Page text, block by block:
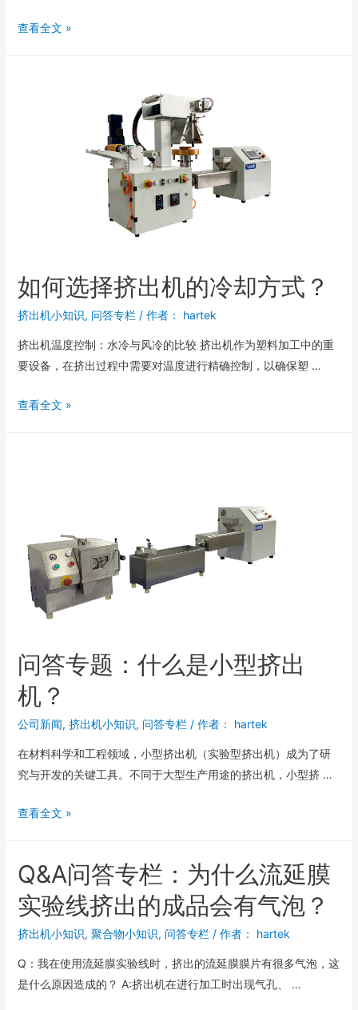
查看全文 »
如何选择挤出机的冷却方式？
挤出机小知识, 问答专栏/ 作者： hartek
挤出机温度控制：水冷与风冷的比较 挤出机作为塑料加工中的重
要设备，在挤出过程中需要对温度进行精确控制，以确保塑 …
查看全文 »
问答专题：什么是小型挤出
机？
公司新闻, 挤出机小知识, 问答专栏/ 作者： hartek
在材料科学和工程领域，小型挤出机（实验型挤出机）成为了研
究与开发的关键工具。不同于大型生产用途的挤出机，小型挤 …
查看全文 »
Q&A问答专栏：为什么流延膜
实验线挤出的成品会有气泡？
挤出机小知识, 聚合物小知识, 问答专栏/ 作者： hartek
Q：我在使用流延膜实验线时，挤出的流延膜膜片有很多气泡，这
是什么原因造成的？ A:挤出机在进行加工时出现气孔、 …